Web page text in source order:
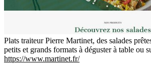
Plats traiteur Pierre Martinet, des salades
petits et grands formats à déguster à table ou
https://www.martinet.fr/